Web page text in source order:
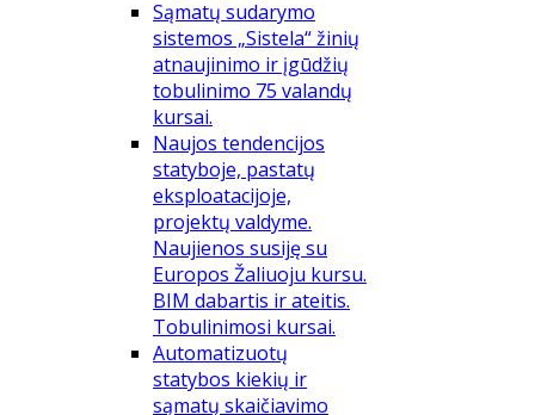
Sąmatų sudarymo
sistemos „Sistela“ žinių
atnaujinimo ir įgūdžių
tobulinimo 75 valandų
kursai.
Naujos tendencijos
statyboje, pastatų
eksploatacijoje,
projektų valdyme.
Naujienos susiję su
Europos Žaliuoju kursu.
BIM dabartis ir ateitis.
Tobulinimosi kursai.
Automatizuotų
statybos kiekių ir
sąmatų skaičiavimo